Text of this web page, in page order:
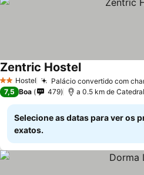
2 Estrelas
Hostel Palácio convertido com
Zentric Hostel
7,5 Boa 479 a 0.5 km de
Selecione as datas para ver os
exatos.